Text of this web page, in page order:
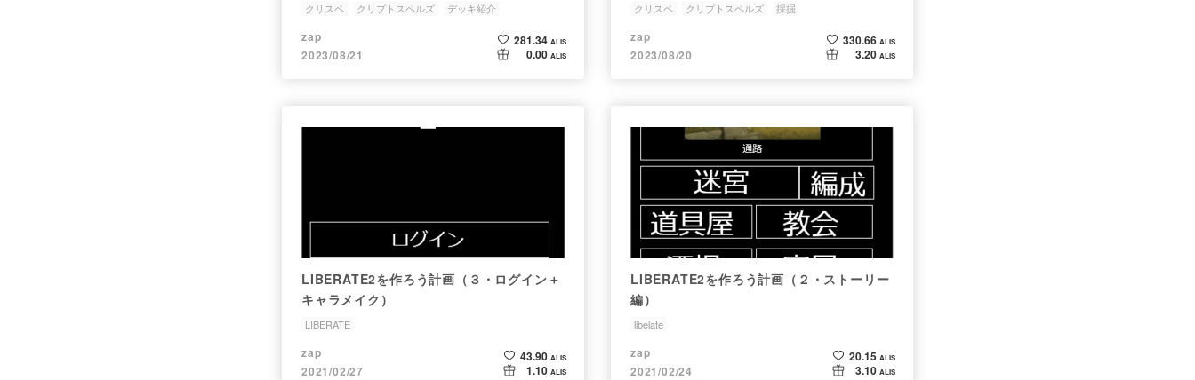
クリスペ クリプトスペルズ デッキ紹介
zap
2023/08/21
281.34 ALIS
0.00 ALIS
クリスペ クリプトスペルズ 採掘
zap
2023/08/20
330.66 ALIS
3.20 ALIS
LIBERATE2を作ろう計画（３・ログイン＋
キャラメイク）
LIBERATE
zap
2021/02/27
43.90 ALIS
1.10 ALIS
LIBERATE2を作ろう計画（２・ストーリー
編）
libelate
zap
2021/02/24
20.15 ALIS
3.10 ALIS